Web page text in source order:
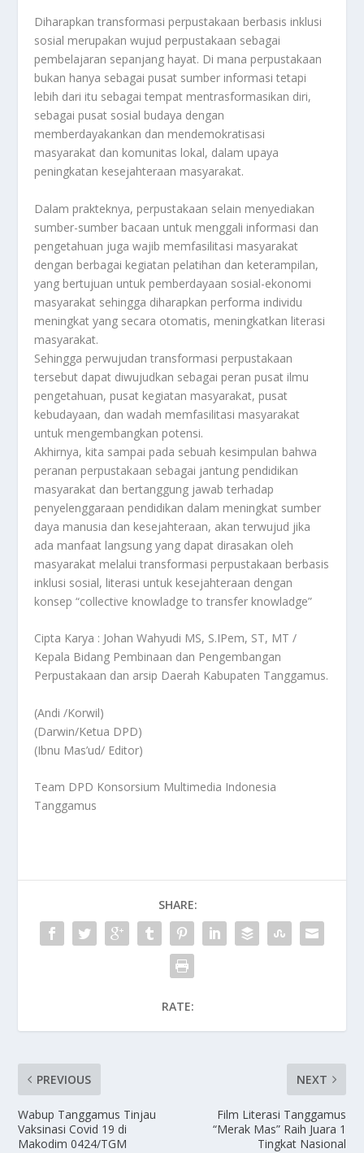
Diharapkan transformasi perpustakaan berbasis inklusi
sosial merupakan wujud perpustakaan sebagai
pembelajaran sepanjang hayat. Di mana perpustakaan
bukan hanya sebagai pusat sumber informasi tetapi
lebih dari itu sebagai tempat mentrasformasikan diri,
sebagai pusat sosial budaya dengan
memberdayakankan dan mendemokratisasi
masyarakat dan komunitas lokal, dalam upaya
peningkatan kesejahteraan masyarakat.
Dalam prakteknya, perpustakaan selain menyediakan
sumber-sumber bacaan untuk menggali informasi dan
pengetahuan juga wajib memfasilitasi masyarakat
dengan berbagai kegiatan pelatihan dan keterampilan,
yang bertujuan untuk pemberdayaan sosial-ekonomi
masyarakat sehingga diharapkan performa individu
meningkat yang secara otomatis, meningkatkan literasi
masyarakat.
Sehingga perwujudan transformasi perpustakaan
tersebut dapat diwujudkan sebagai peran pusat ilmu
pengetahuan, pusat kegiatan masyarakat, pusat
kebudayaan, dan wadah memfasilitasi masyarakat
untuk mengembangkan potensi.
Akhirnya, kita sampai pada sebuah kesimpulan bahwa
peranan perpustakaan sebagai jantung pendidikan
masyarakat dan bertanggung jawab terhadap
penyelenggaraan pendidikan dalam meningkat sumber
daya manusia dan kesejahteraan, akan terwujud jika
ada manfaat langsung yang dapat dirasakan oleh
masyarakat melalui transformasi perpustakaan berbasis
inklusi sosial, literasi untuk kesejahteraan dengan
konsep “collective knowladge to transfer knowladge”
Cipta Karya : Johan Wahyudi MS, S.IPem, ST, MT /
Kepala Bidang Pembinaan dan Pengembangan
Perpustakaan dan arsip Daerah Kabupaten Tanggamus.
(Andi /Korwil)
(Darwin/Ketua DPD)
(Ibnu Mas’ud/ Editor)
Team DPD Konsorsium Multimedia Indonesia
Tanggamus
SHARE:
RATE:
PREVIOUS
Wabup Tanggamus Tinjau
Vaksinasi Covid 19 di
Makodim 0424/TGM
NEXT
Film Literasi Tanggamus
“Merak Mas” Raih Juara 1
Tingkat Nasional